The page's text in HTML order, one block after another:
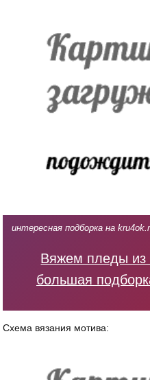
интересная подборка на
Вяжем пледы из
большая
Схема вязания мотива: